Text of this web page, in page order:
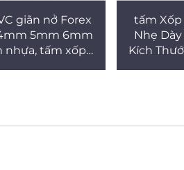
giãn nở Forex
5mm 6mm
nhựa, tấm xốp
tấm Xốp
Nhẹ
Kích